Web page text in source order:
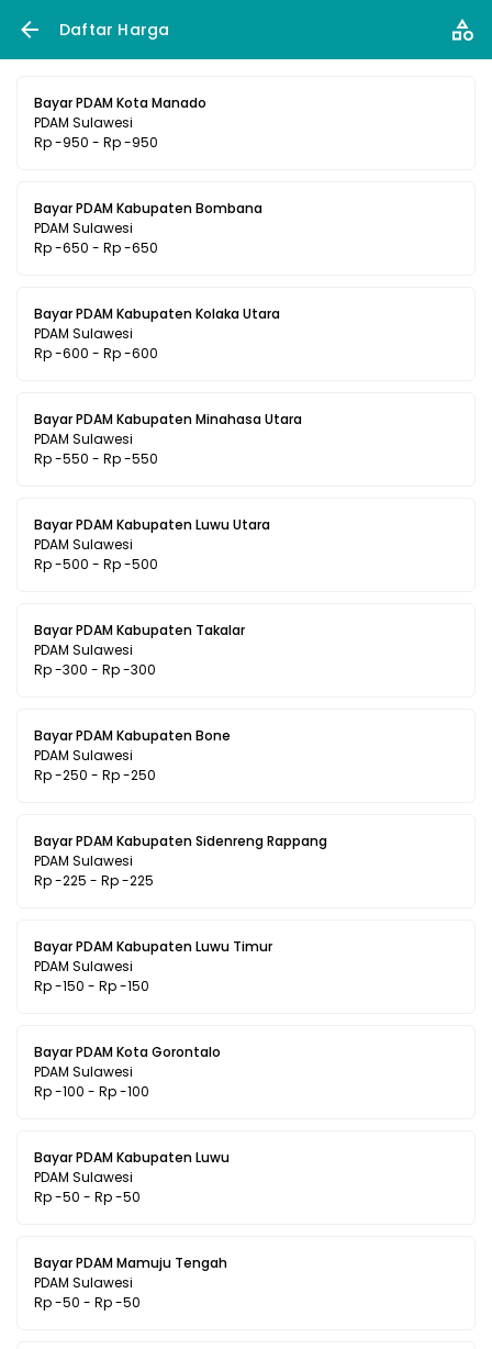
Daftar Harga
Bayar PDAM Kota Manado
PDAM Sulawesi
Rp -950 - Rp -950
Bayar PDAM Kabupaten Bombana
PDAM Sulawesi
Rp -650 - Rp -650
Bayar PDAM Kabupaten Kolaka Utara
PDAM Sulawesi
Rp -600 - Rp -600
Bayar PDAM Kabupaten Minahasa Utara
PDAM Sulawesi
Rp -550 - Rp -550
Bayar PDAM Kabupaten Luwu Utara
PDAM Sulawesi
Rp -500 - Rp -500
Bayar PDAM Kabupaten Takalar
PDAM Sulawesi
Rp -300 - Rp -300
Bayar PDAM Kabupaten Bone
PDAM Sulawesi
Rp -250 - Rp -250
Bayar PDAM Kabupaten Sidenreng Rappang
PDAM Sulawesi
Rp -225 - Rp -225
Bayar PDAM Kabupaten Luwu Timur
PDAM Sulawesi
Rp -150 - Rp -150
Bayar PDAM Kota Gorontalo
PDAM Sulawesi
Rp -100 - Rp -100
Bayar PDAM Kabupaten Luwu
PDAM Sulawesi
Rp -50 - Rp -50
Bayar PDAM Mamuju Tengah
PDAM Sulawesi
Rp -50 - Rp -50